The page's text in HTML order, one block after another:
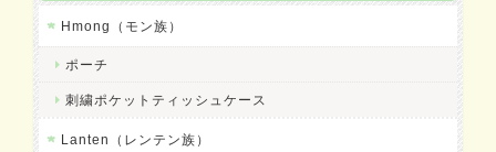
Hmong（モン族）
ポーチ
刺繍ポケットティッシュケース
Lanten（レンテン族）